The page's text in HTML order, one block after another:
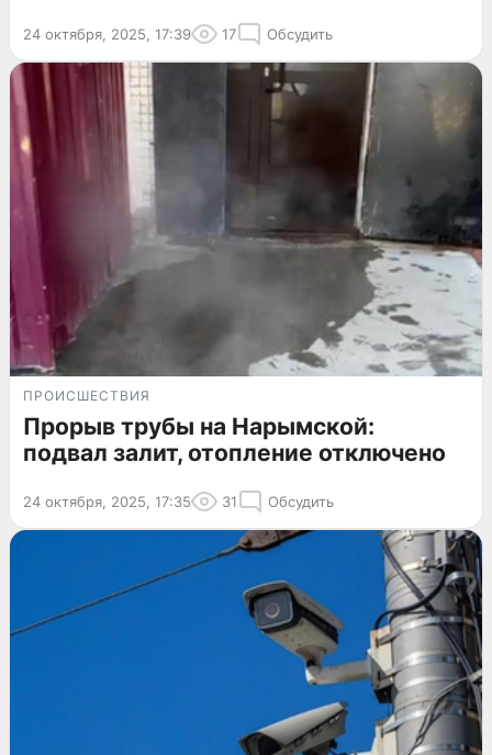
24 октября, 2025, 17:39 17 Обсудить
ПРОИСШЕСТВИЯ
Прорыв трубы на Нарымской:
подвал залит, отопление отключено
24 октября, 2025, 17:35 31 Обсудить